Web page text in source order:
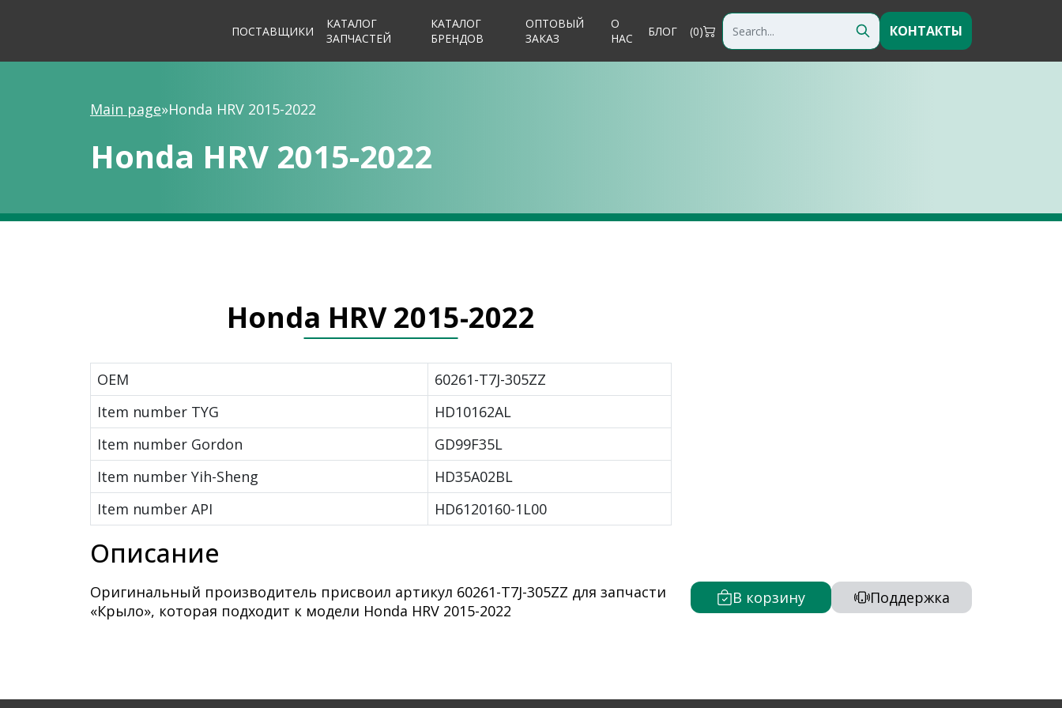
ПОСТАВЩИКИ
КАТАЛОГ
ЗАПЧАСТЕЙ
КАТАЛОГ
БРЕНДОВ
ОПТОВЫЙ
ЗАКАЗ
О
НАС
БЛОГ (0) КОНТАКТЫ
Main page»Honda HRV 2015-2022
Honda HRV 2015-2022
В корзину Поддержка
Honda HRV 2015-2022
OEM
60261-T7J-305ZZ
Item number TYG
HD10162AL
Item number Gordon
GD99F35L
Item number Yih-Sheng
HD35A02BL
Item number API
HD6120160-1L00
Описание
Оригинальный производитель присвоил артикул 60261-T7J-305ZZ для запчасти
«Крыло», которая подходит к модели Honda HRV 2015-2022